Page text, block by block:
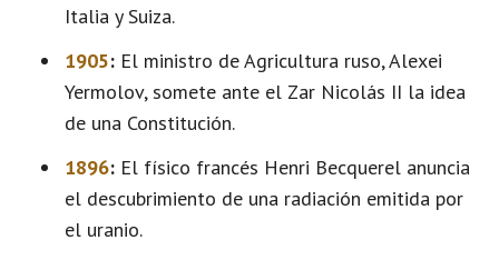
Italia y Suiza.
1905: El ministro de Agricultura ruso, Alexei
Yermolov, somete ante el Zar Nicolás II la idea
de una Constitución.
1896: El físico francés Henri Becquerel anuncia
el descubrimiento de una radiación emitida por
el uranio.